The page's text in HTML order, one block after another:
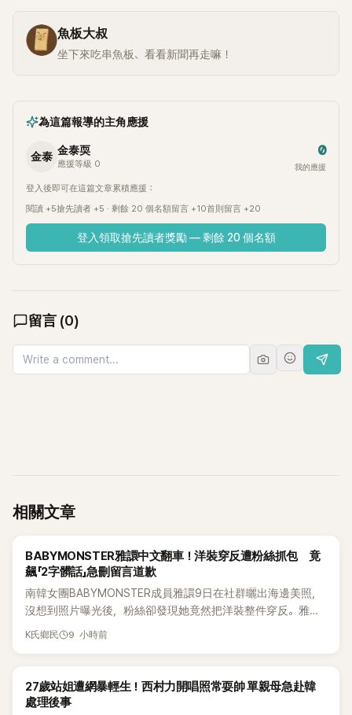
魚板大叔
坐下來吃串魚板、看看新聞再走嘛！
為這篇報導的主角應援
金泰 金泰耎
應援等級 0
0
我的應援
登入後即可在這篇文章累積應援：
閱讀 +5搶先讀者 +5 · 剩餘 20 個名額留言 +10首則留言 +20
登入領取搶先讀者獎勵 — 剩餘 20 個名額
留言 (0)
相關文章
K-POP
BABYMONSTER雅譞中文翻車！洋裝穿反遭粉絲抓包 竟
飆「2字髒話」急刪留言道歉
南韓女團BABYMONSTER成員雅譞9日在社群曬出海邊美照，
沒想到照片曝光後，粉絲卻發現她竟然把洋裝整件穿反。雅譞
看到提醒後，立刻用中文回應，沒想到一句話卻因用詞太過粗
K氏鄉民 9 小時前
K-POP
27歲站姐遭網暴輕生！西村力開唱照常耍帥 單親母急赴韓
處理後事